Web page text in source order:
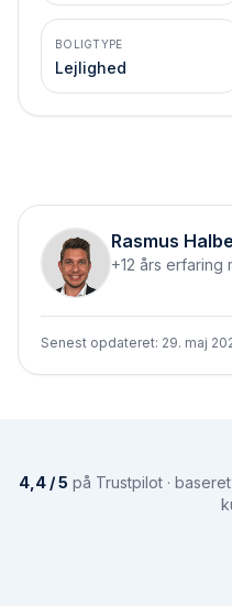
BOLIGTYPE
Lejlighed
Rasmus
+12 års erfaring
Senest opdateret: 29. maj
4,4 / 5 på Trustpilot ·